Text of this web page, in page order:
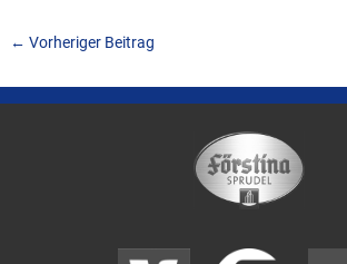
← Vorheriger Beitrag